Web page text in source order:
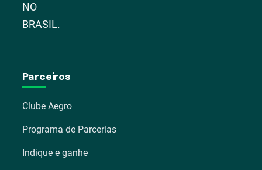
NO
BRASIL.
Parceiros
Clube Aegro
Programa de Parcerias
Indique e ganhe